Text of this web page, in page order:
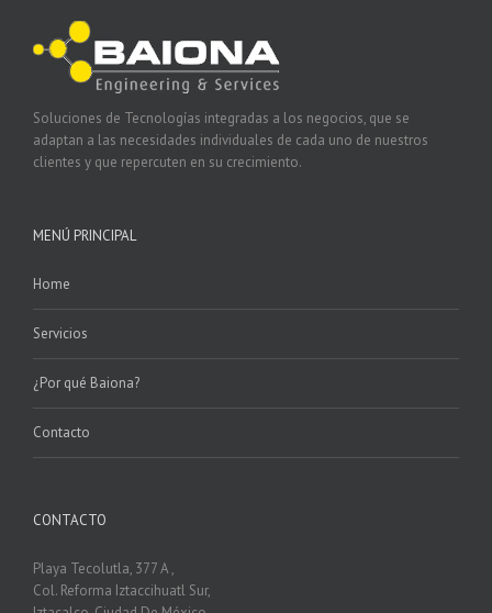
Soluciones de Tecnologías integradas a los negocios, que se
adaptan a las necesidades individuales de cada uno de nuestros
clientes y que repercuten en su crecimiento.
MENÚ PRINCIPAL
Home
Servicios
¿Por qué Baiona?
Contacto
CONTACTO
Playa Tecolutla, 377 A ,
Col. Reforma Iztaccihuatl Sur,